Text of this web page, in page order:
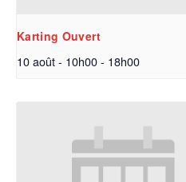
Karting Ouvert
10 août - 10h00- 18h00